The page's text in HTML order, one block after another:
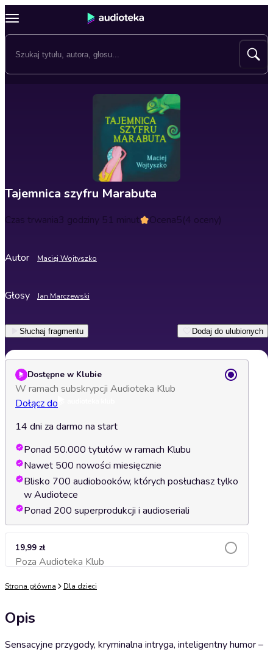
Tajemnica szyfru Marabuta
Czas trwania3 godziny 51 minut Ocena5(4 oceny)
Autor Maciej Wojtyszko
Głosy Jan Marczewski
Słuchaj fragmentu Dodaj do ulubionych
Dostępne w Klubie
W ramach subskrypcji Audioteka Klub
Dołącz do
14 dni za darmo na start
Ponad 50.000 tytułów w ramach Klubu
Nawet 500 nowości miesięcznie
Blisko 700 audiobooków, których posłuchasz tylko
w Audiotece
Ponad 200 superprodukcji i audioseriali
19,99 zł
Poza Audioteka KlubDodaj do koszyka
Strona główna Dla dzieci
Opis
Sensacyjne przygody, kryminalna intryga, inteligentny humor –